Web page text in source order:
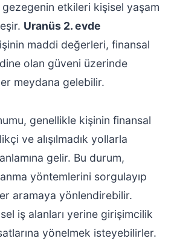
gezegenin etkileri kişisel yaşam
Uranüs 2. evde
maddi değerleri, finansal
olan güveni üzerinde
meydana gelebilir.
genellikle kişinin finansal
ve alışılmadık yollarla
gelir. Bu durum,
yöntemlerini sorgulayıp
aramaya yönlendirebilir.
iş alanları yerine girişimcilik
yönelmek isteyebilirler.